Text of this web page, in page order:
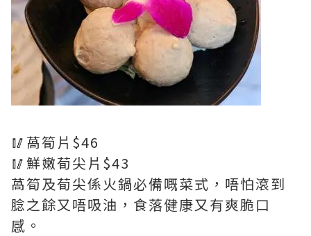
🥢萵筍片$46
🥢鮮嫩荀尖片$43
萵筍及荀尖係火鍋必備嘅菜式，唔怕滾到
腍之餘又唔吸油，食落健康又有爽脆口
感。